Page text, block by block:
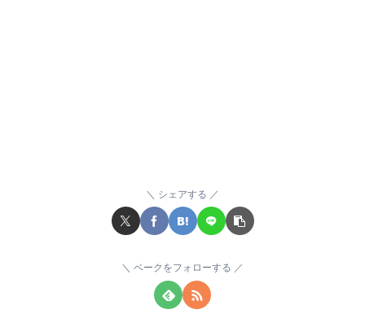
シェアする
ベークをフォローする